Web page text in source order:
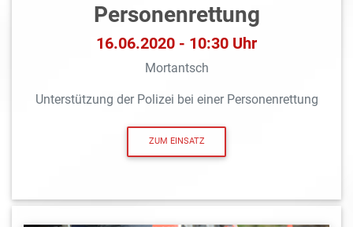
Personenrettung
16.06.2020 - 10:30 Uhr
Mortantsch
Unterstützung der Polizei bei einer Personenrettung
ZUM EINSATZ